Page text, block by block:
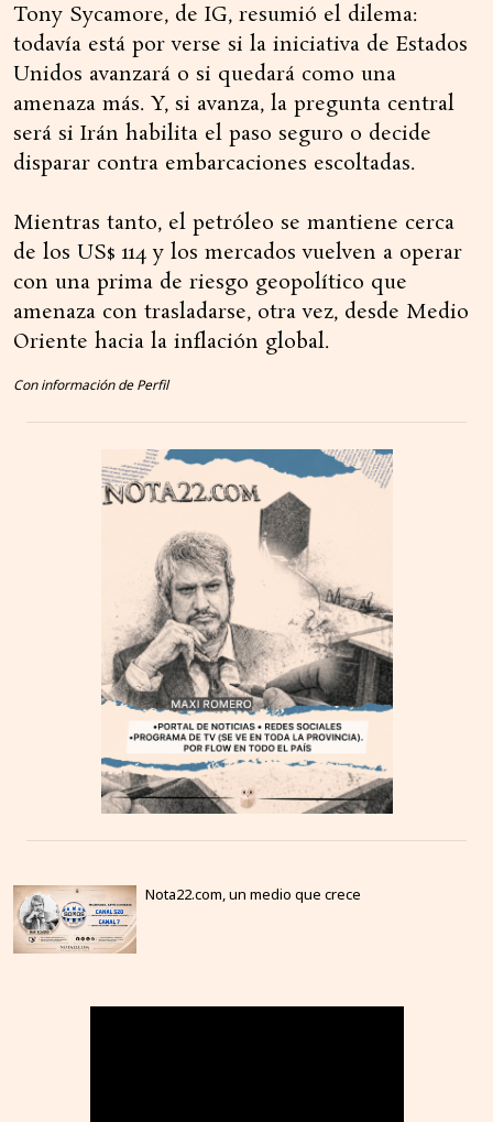
Tony Sycamore, de IG, resumió el dilema:
todavía está por verse si la iniciativa de Estados
Unidos avanzará o si quedará como una
amenaza más. Y, si avanza, la pregunta central
será si Irán habilita el paso seguro o decide
disparar contra embarcaciones escoltadas.
Mientras tanto, el petróleo se mantiene cerca
de los US$ 114 y los mercados vuelven a operar
con una prima de riesgo geopolítico que
amenaza con trasladarse, otra vez, desde Medio
Oriente hacia la inflación global.
Con información de Perfil
Nota22.com, un medio que crece